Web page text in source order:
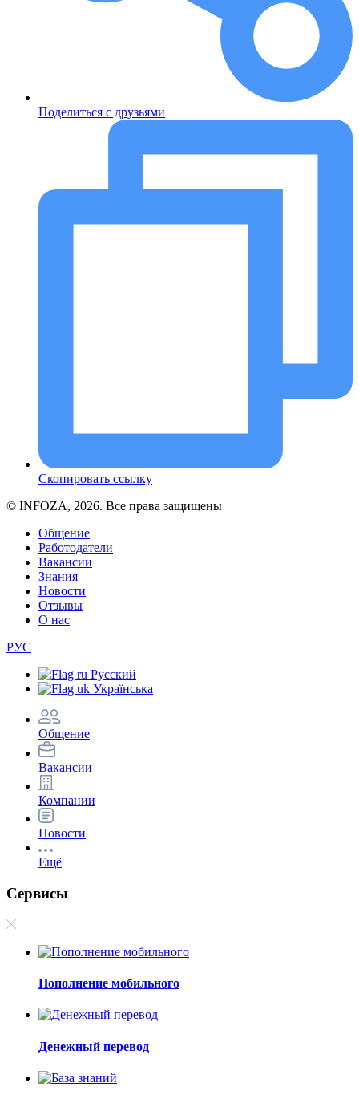
Поделиться с друзьями
Скопировать ссылку
© INFOZA, 2026. Все права защищены
Общение
Работодатели
Вакансии
Знания
Новости
Отзывы
О нас
РУС
Русский
Українська
Общение
Вакансии
Компании
Новости
Ещё
Сервисы
Пополнение мобильного
Денежный перевод